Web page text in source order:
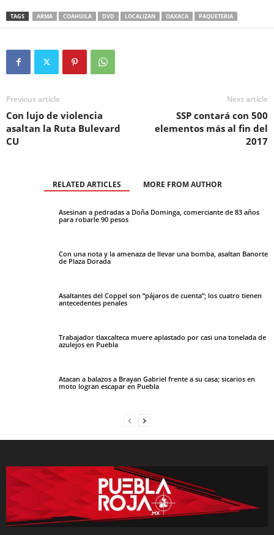
TAGS ARMA COAHUILA DVD LOCALIZAN OAXACA PAQUETERIA
Previous article
Con lujo de violencia
asaltan la Ruta Bulevard
CU
Next article
SSP contará con 500
elementos más al fin del
2017
RELATED ARTICLES MORE FROM AUTHOR
Asesinan a pedradas a Doña Dominga, comerciante de 83 años
para robarle 90 pesos
Con una nota y la amenaza de llevar una bomba, asaltan Banorte
de Plaza Dorada
Asaltantes del Coppel son “pájaros de cuenta”; los cuatro tienen
antecedentes penales
Trabajador tlaxcalteca muere aplastado por casi una tonelada de
azulejos en Puebla
Atacan a balazos a Brayan Gabriel frente a su casa; sicarios en
moto logran escapar en Puebla